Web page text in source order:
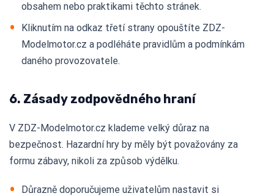
obsahem nebo praktikami těchto stránek.
Kliknutím na odkaz třetí strany opouštíte ZDZ-
Modelmotor.cz a podléháte pravidlům a podmínkám
daného provozovatele.
6. Zásady zodpovědného hraní
V ZDZ-Modelmotor.cz klademe velký důraz na
bezpečnost. Hazardní hry by měly být považovány za
formu zábavy, nikoli za způsob výdělku.
Důrazně doporučujeme uživatelům nastavit si